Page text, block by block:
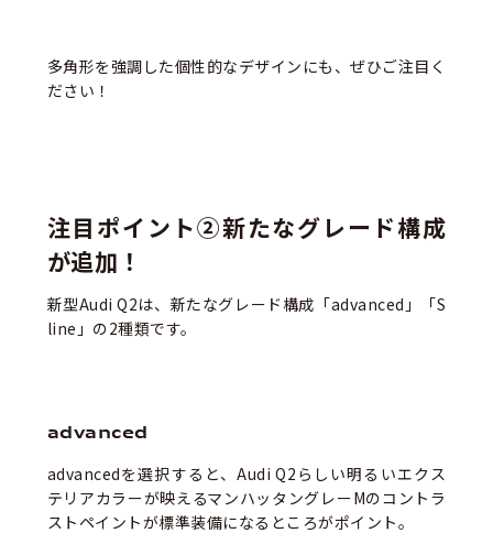
多角形を強調した個性的なデザインにも、ぜひご注目く
ださい！
注目ポイント②新たなグレード構成
が追加！
新型Audi Q2は、新たなグレード構成「advanced」「S
line」の2種類です。
advanced
advancedを選択すると、Audi Q2らしい明るいエクス
テリアカラーが映えるマンハッタングレーMのコントラ
ストペイントが標準装備になるところがポイント。